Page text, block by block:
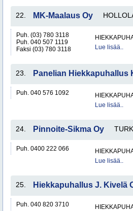
22. MK-Maalaus Oy
Puh. (03) 780 3118
Puh. 040 507 1119
Faksi (03) 780 3118
Lue lisää..
23. Panelian Hiekkapuhallus
Puh. 040 576 1092
Lue lisää..
24. Pinnoite-Sikma Oy
Puh. 0400 222 066
Lue lisää..
25. Hiekkapuhallus J. Kivelä
Puh. 040 820 3710